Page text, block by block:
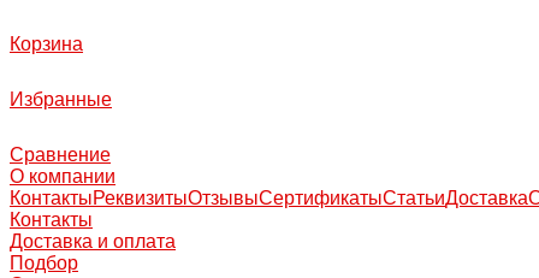
Корзина
Избранные
Сравнение
О компании
КонтактыРеквизитыОтзывыСертификатыСтатьиДоставка
Контакты
Доставка и оплата
Подбор